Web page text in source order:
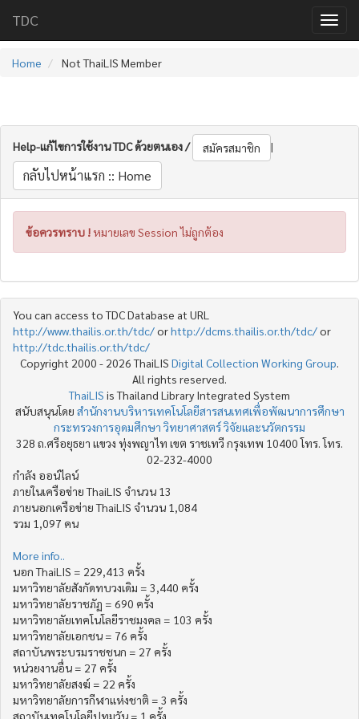
TDC
Home Not ThaiLIS Member
Help-แก้ไขการใช้งาน TDC ด้วยตนเอง / สมัครสมาชิก |
กลับไปหน้าแรก :: Home
ข้อควรทราบ ! หมายเลข Session ไม่ถูกต้อง
You can access to TDC Database at URL
http://www.thailis.or.th/tdc/orhttp://dcms.thailis.or.th/tdc/or
http://tdc.thailis.or.th/tdc/
Copyright 2000 - 2026 ThaiLIS Digital Collection Working Group.
All rights reserved.
ThaiLIS is Thailand Library Integrated System
สนับสนุนโดย สำนักงานบริหารเทคโนโลยีสารสนเทศเพื่อพัฒนาการศึกษา
กระทรวงการอุดมศึกษา วิทยาศาสตร์ วิจัยและนวัตกรรม
328 ถ.ศรีอยุธยา แขวง ทุ่งพญาไท เขต ราชเทวี กรุงเทพ 10400 โทร. โทร.
02-232-4000
กำลัง ออน์ไลน์
ภายในเครือข่าย ThaiLIS จำนวน 13
ภายนอกเครือข่าย ThaiLIS จำนวน 1,084
รวม 1,097 คน
More info..
นอก ThaiLIS = 229,413 ครั้ง
มหาวิทยาลัยสังกัดทบวงเดิม = 3,440 ครั้ง
มหาวิทยาลัยราชภัฏ = 690 ครั้ง
มหาวิทยาลัยเทคโนโลยีราชมงคล = 103 ครั้ง
มหาวิทยาลัยเอกชน = 76 ครั้ง
สถาบันพระบรมราชชนก = 27 ครั้ง
หน่วยงานอื่น = 27 ครั้ง
มหาวิทยาลัยสงฆ์ = 22 ครั้ง
มหาวิทยาลัยการกีฬาแห่งชาติ = 3 ครั้ง
สถาบันเทคโนโลยีปทุมวัน = 1 ครั้ง